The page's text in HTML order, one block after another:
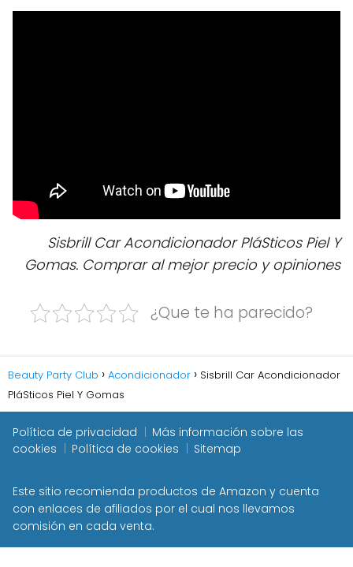
Sisbrill Car Acondicionador PláSticos Piel Y
Gomas. Comprar al mejor precio y opiniones
¿Que te ha parecido?
Beauty Party Club Acondicionador
Sisbrill Car Acondicionador
PláSticos Piel Y Gomas
Política de privacidad
Más información sobre las
cookies
Política de cookies Sitemap
Este sitio recomienda productos de Amazon y cuenta
con enlaces de afiliados por el cual nos llevamos
comisión en cada venta.